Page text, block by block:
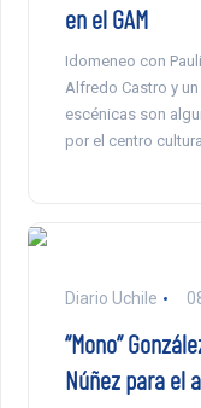
en el GAM
Idomeneo con
Alfredo Castro y
escénicas son
por el centro
Diario Uchile
“Mono”
Núñez para el